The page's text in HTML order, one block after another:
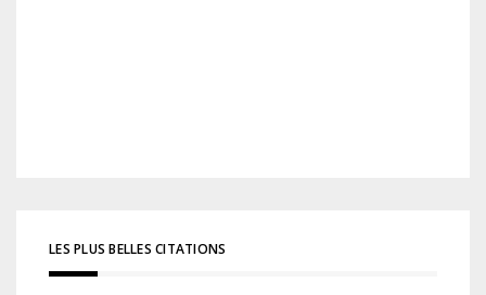
LES PLUS BELLES CITATIONS